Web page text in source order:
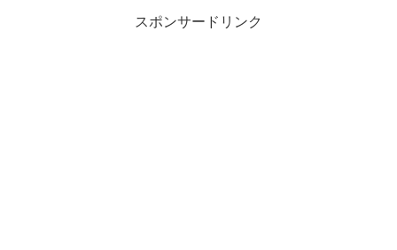
スポンサードリンク